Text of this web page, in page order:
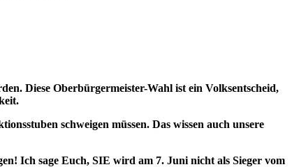
Diese Oberbürgermeister-Wahl ist ein Volksentscheid,
schweigen müssen. Das wissen auch unsere
Ich sage Euch, SIE wird am 7. Juni nicht als Sieger vom